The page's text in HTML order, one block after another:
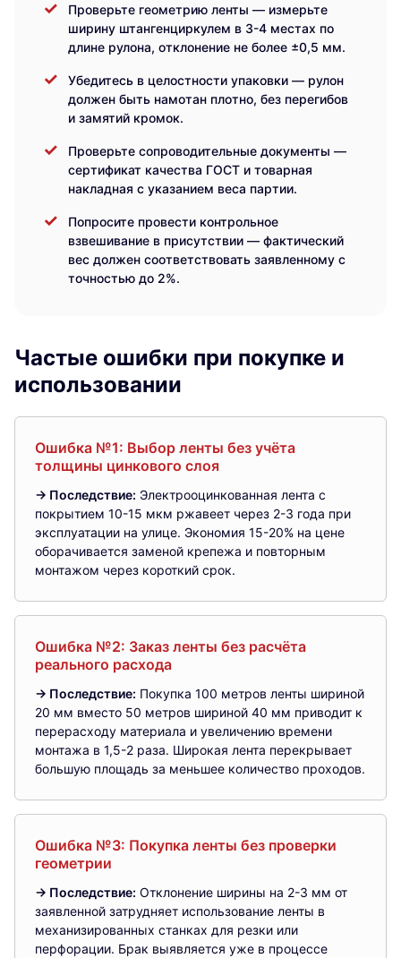
Проверьте геометрию ленты — измерьте
ширину штангенциркулем в 3-4 местах по
длине рулона, отклонение не более ±0,5 мм.
Убедитесь в целостности упаковки — рулон
должен быть намотан плотно, без перегибов
и замятий кромок.
Проверьте сопроводительные документы —
сертификат качества ГОСТ и товарная
накладная с указанием веса партии.
Попросите провести контрольное
взвешивание в присутствии — фактический
вес должен соответствовать заявленному с
точностью до 2%.
Частые ошибки при покупке и
использовании
Ошибка №1: Выбор ленты без учёта
толщины цинкового слоя
→ Последствие: Электрооцинкованная лента с
покрытием 10-15 мкм ржавеет через 2-3 года при
эксплуатации на улице. Экономия 15-20% на цене
оборачивается заменой крепежа и повторным
монтажом через короткий срок.
Ошибка №2: Заказ ленты без расчёта
реального расхода
→ Последствие: Покупка 100 метров ленты шириной
20 мм вместо 50 метров шириной 40 мм приводит к
перерасходу материала и увеличению времени
монтажа в 1,5-2 раза. Широкая лента перекрывает
большую площадь за меньшее количество проходов.
Ошибка №3: Покупка ленты без проверки
геометрии
→ Последствие: Отклонение ширины на 2-3 мм от
заявленной затрудняет использование ленты в
механизированных станках для резки или
перфорации. Брак выявляется уже в процессе